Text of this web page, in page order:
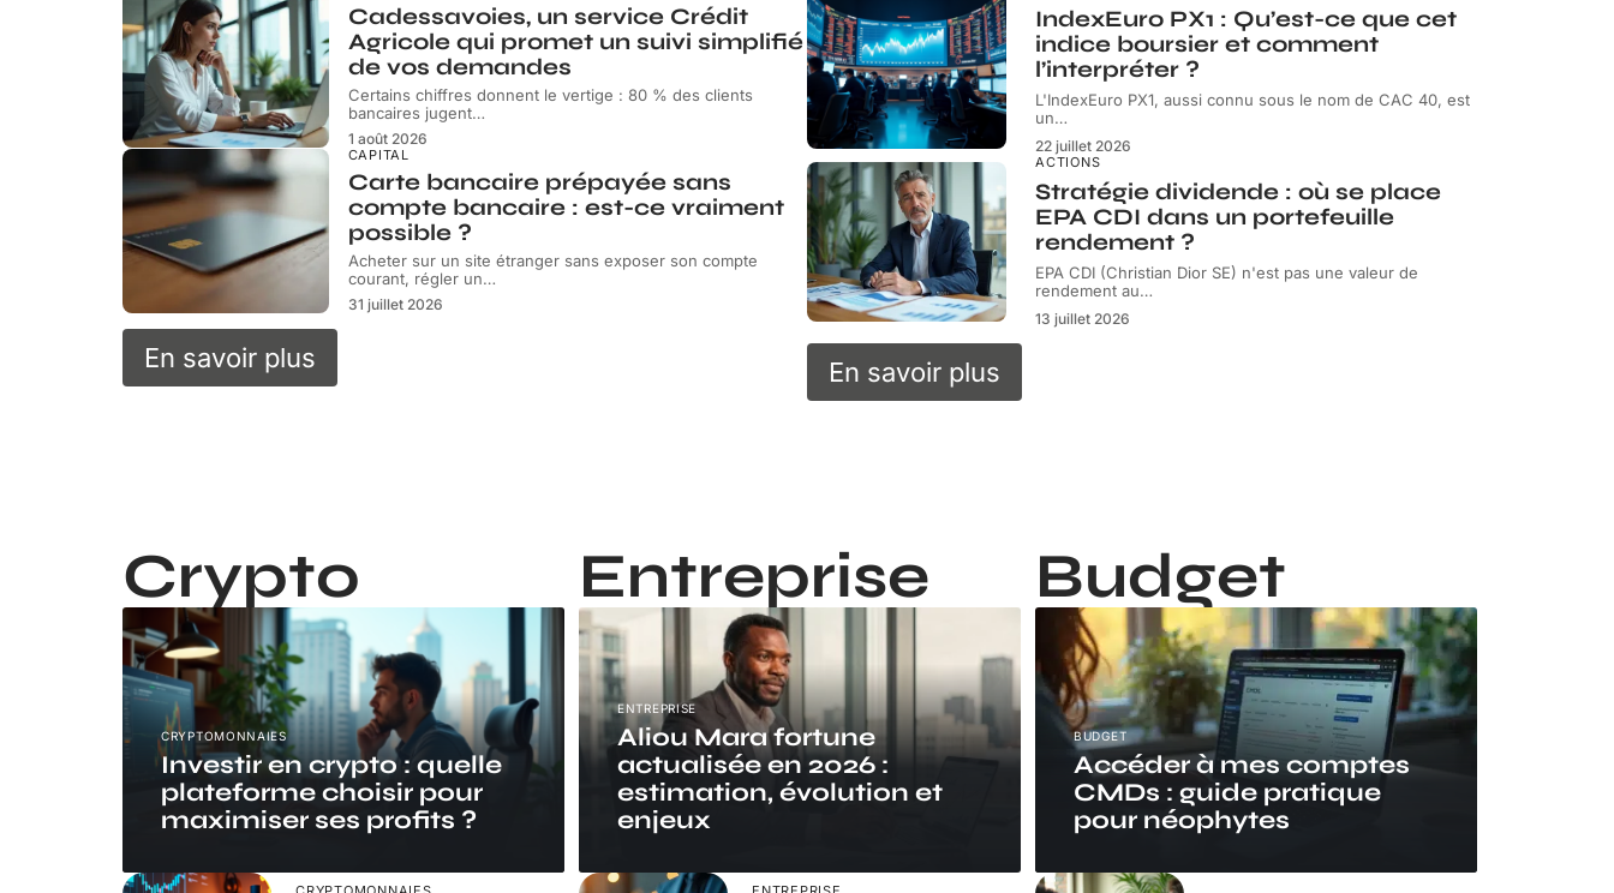
Cadessavoies, un service Crédit
Agricole qui promet un suivi simplifié
de vos demandes
Certains chiffres donnent le vertige : 80 % des clients
bancaires jugent…
1 août 2026
CAPITAL
Carte bancaire prépayée sans
compte bancaire : est-ce vraiment
possible ?
Acheter sur un site étranger sans exposer son compte
courant, régler un…
31 juillet 2026
En savoir plus
IndexEuro PX1 : Qu’est-ce que cet
indice boursier et comment
l’interpréter ?
L'IndexEuro PX1, aussi connu sous le nom de CAC 40, est
un…
22 juillet 2026
ACTIONS
Stratégie dividende : où se place
EPA CDI dans un portefeuille
rendement ?
EPA CDI (Christian Dior SE) n'est pas une valeur de
rendement au…
13 juillet 2026
En savoir plus
Crypto
CRYPTOMONNAIES
Investir en crypto : quelle
plateforme choisir pour
maximiser ses profits ?
Entreprise
ENTREPRISE
Aliou Mara fortune
actualisée en 2026 :
estimation, évolution et
enjeux
Budget
BUDGET
Accéder à mes comptes
CMDs : guide pratique
pour néophytes